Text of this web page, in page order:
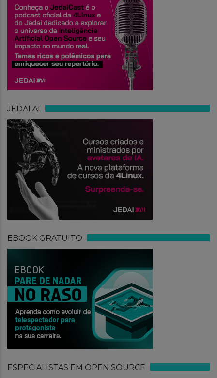
JEDAI.AI
EBOOK GRATUITO
ESPECIALISTAS EM OPEN SOURCE